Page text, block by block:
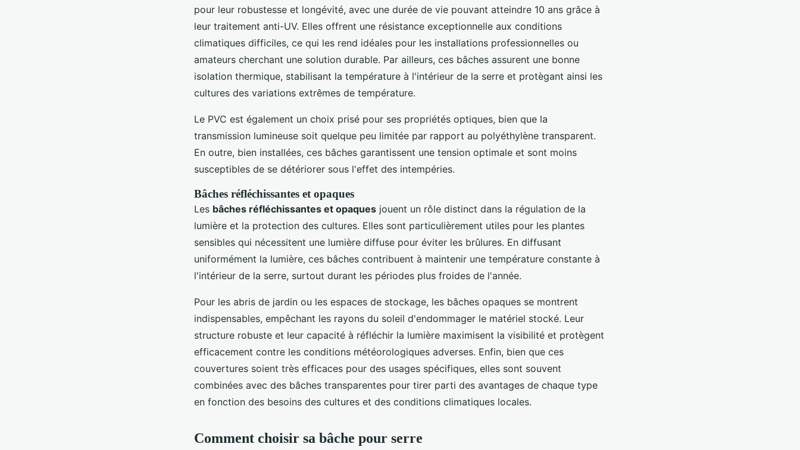
pour leur robustesse et longévité, avec une durée de vie pouvant atteindre 10 ans grâce à
leur traitement anti-UV. Elles offrent une résistance exceptionnelle aux conditions
climatiques difficiles, ce qui les rend idéales pour les installations professionnelles ou
amateurs cherchant une solution durable. Par ailleurs, ces bâches assurent une bonne
isolation thermique, stabilisant la température à l'intérieur de la serre et protègant ainsi les
cultures des variations extrêmes de température.
Le PVC est également un choix prisé pour ses propriétés optiques, bien que la
transmission lumineuse soit quelque peu limitée par rapport au polyéthylène transparent.
En outre, bien installées, ces bâches garantissent une tension optimale et sont moins
susceptibles de se détériorer sous l'effet des intempéries.
Bâches réfléchissantes et opaques
Les bâches réfléchissantes et opaques jouent un rôle distinct dans la régulation de la
lumière et la protection des cultures. Elles sont particulièrement utiles pour les plantes
sensibles qui nécessitent une lumière diffuse pour éviter les brûlures. En diffusant
uniformément la lumière, ces bâches contribuent à maintenir une température constante à
l'intérieur de la serre, surtout durant les périodes plus froides de l'année.
Pour les abris de jardin ou les espaces de stockage, les bâches opaques se montrent
indispensables, empêchant les rayons du soleil d'endommager le matériel stocké. Leur
structure robuste et leur capacité à réfléchir la lumière maximisent la visibilité et protègent
efficacement contre les conditions météorologiques adverses. Enfin, bien que ces
couvertures soient très efficaces pour des usages spécifiques, elles sont souvent
combinées avec des bâches transparentes pour tirer parti des avantages de chaque type
en fonction des besoins des cultures et des conditions climatiques locales.
Comment choisir sa bâche pour serre